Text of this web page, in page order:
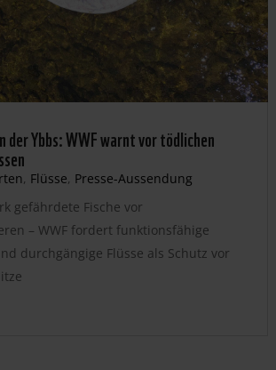
der Ybbs: WWF warnt vor tödlichen
, Flüsse, Presse-Aussendung
gefährdete Fische vor
– WWF fordert funktionsfähige
durchgängige Flüsse als Schutz vor